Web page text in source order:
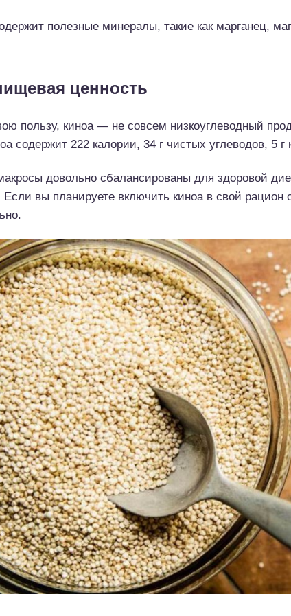
полезные минералы, такие как марганец,
ценность
пользу, киноа — не совсем низкоуглеводный
содержит 222 калории, 34 г чистых углеводов, 5 г
довольно сбалансированы для здоровой
вы планируете включить киноа в свой